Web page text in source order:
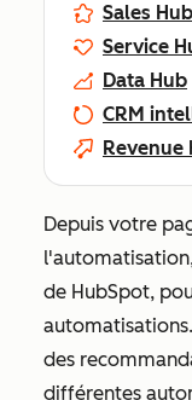
Sales Hub
Service
Data Hub
CRM
Revenue
Depuis votre
de HubSpot,
des
différentes